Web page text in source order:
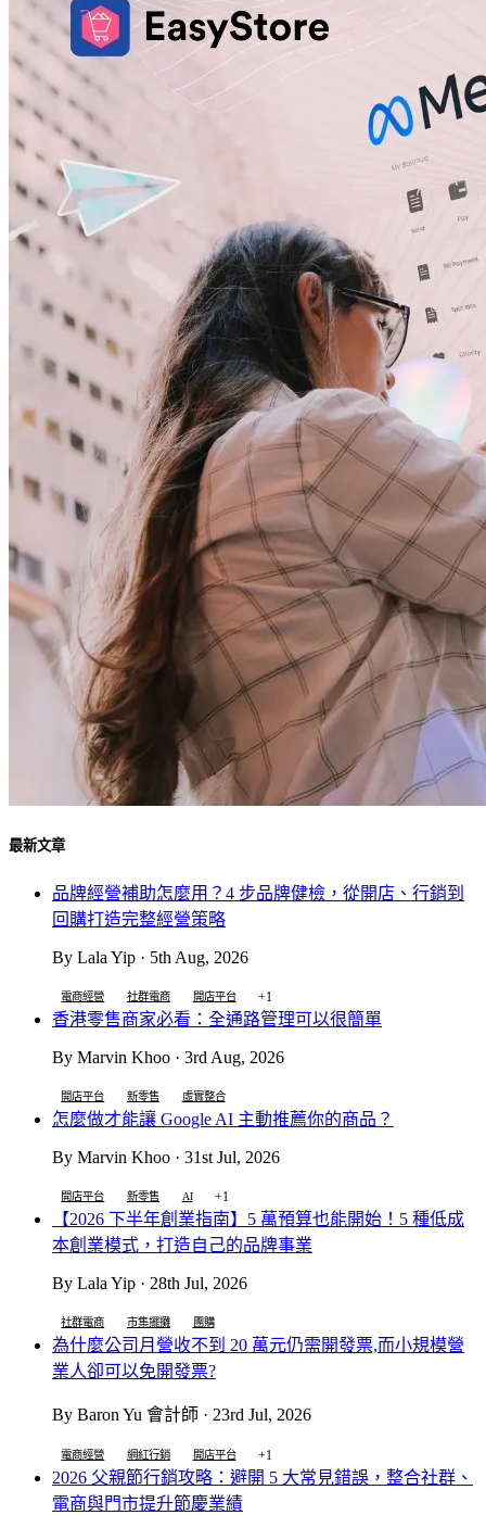
最新文章
品牌經營補助怎麼用？4 步品牌健檢，從開店、行銷到
回購打造完整經營策略
By Lala Yip · 5th Aug, 2026
電商經營 社群電商 開店平台 +1
香港零售商家必看：全通路管理可以很簡單
By Marvin Khoo · 3rd Aug, 2026
開店平台 新零售 虛實整合
怎麼做才能讓 Google AI 主動推薦你的商品？
By Marvin Khoo · 31st Jul, 2026
開店平台 新零售 AI +1
【2026 下半年創業指南】5 萬預算也能開始！5 種低成
本創業模式，打造自己的品牌事業
By Lala Yip · 28th Jul, 2026
社群電商 市集擺攤 團購
為什麼公司月營收不到 20 萬元仍需開發票,而小規模營
業人卻可以免開發票?
By Baron Yu 會計師 · 23rd Jul, 2026
電商經營 網紅行銷 開店平台 +1
2026 父親節行銷攻略：避開 5 大常見錯誤，整合社群、
電商與門市提升節慶業績